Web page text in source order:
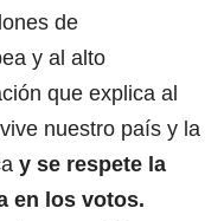
de
y al alto
que explica al
nuestro país y la
y se respete la
en los votos.